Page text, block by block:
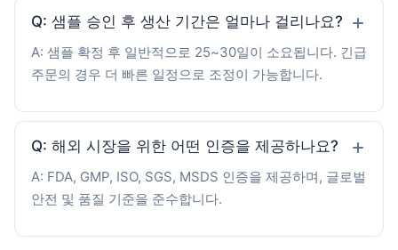
Q: 샘플 승인 후 생산 기간은 얼마나 걸리나요?
A: 샘플 확정 후 일반적으로 25~30일이 소요됩니다. 긴급
주문의 경우 더 빠른 일정으로 조정이 가능합니다.
Q: 해외 시장을 위한 어떤 인증을 제공하나요?
A: FDA, GMP, ISO, SGS, MSDS 인증을 제공하며, 글로벌
안전 및 품질 기준을 준수합니다.